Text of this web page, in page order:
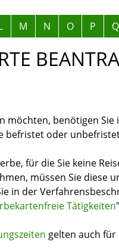
M N O P Q
möchten, benötigen
befristet oder
für die Sie keine
müssen Sie diese
in der
Tätigkeiten
gelten auch für